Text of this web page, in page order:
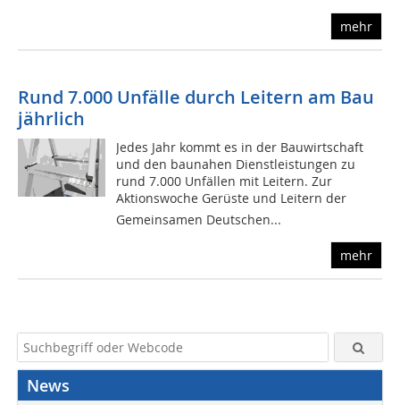
mehr
Rund 7.000 Unfälle durch Leitern am Bau
jährlich
Jedes Jahr kommt es in der Bauwirtschaft
und den baunahen Dienstleistungen zu
rund 7.000 Unfällen mit Leitern. Zur
Aktionswoche Gerüste und Leitern der
Gemeinsamen Deutschen...
mehr
News